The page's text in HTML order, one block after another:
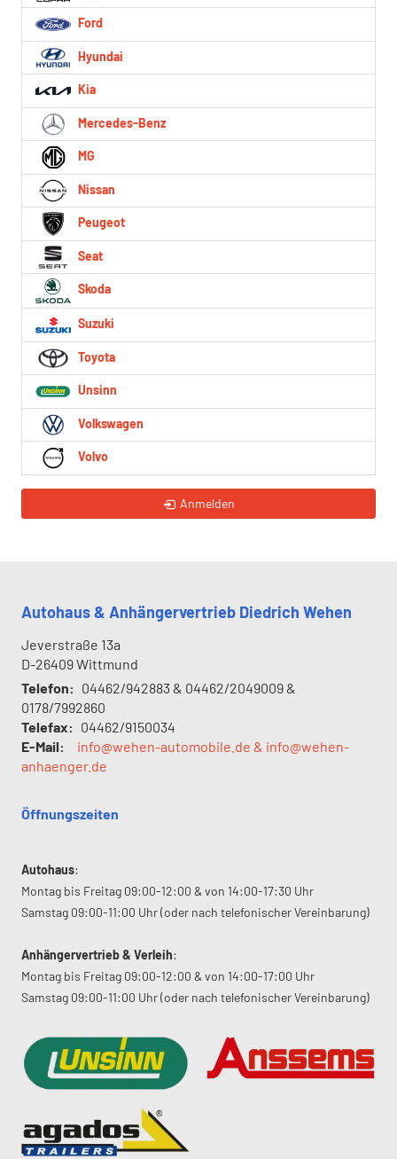
Ford
Hyundai
Kia
Mercedes-Benz
MG
Nissan
Peugeot
Seat
Skoda
Suzuki
Toyota
Unsinn
Volkswagen
Volvo
Anmelden
Autohaus & Anhängervertrieb Diedrich Wehen
Jeverstraße 13a
D-26409Wittmund
Telefon: 04462/942883 & 04462/2049009 &
0178/7992860
Telefax: 04462/9150034
E-Mail:
info@wehen-automobile.de & info@wehen-
anhaenger.de
Öffnungszeiten
Autohaus:
Montag bis Freitag 09:00-12:00 & von 14:00-17:30 Uhr
Samstag 09:00-11:00 Uhr (oder nach telefonischer Vereinbarung)
Anhängervertrieb & Verleih:
Montag bis Freitag 09:00-12:00 & von 14:00-17:00 Uhr
Samstag 09:00-11:00 Uhr (oder nach telefonischer Vereinbarung)